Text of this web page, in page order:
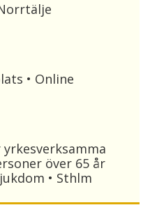
• Online
över 65 år
• Sthlm